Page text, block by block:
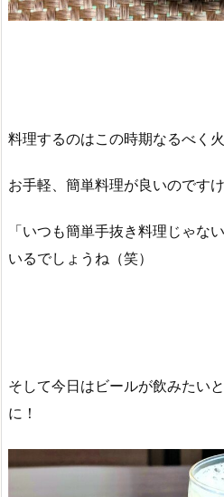
料理するのはこの時期なるべく
お手軽、簡単料理が良いのです
「いつも簡単手抜き料理じゃな
いるでしょうね（笑）
そして今日はビールが飲みたい
に！